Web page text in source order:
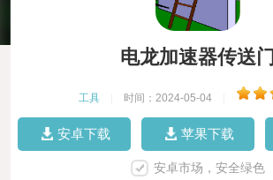
电龙加速器传送门
工具 时间：2024-05-04
安卓下载 苹果下载
安卓市场，安全绿色